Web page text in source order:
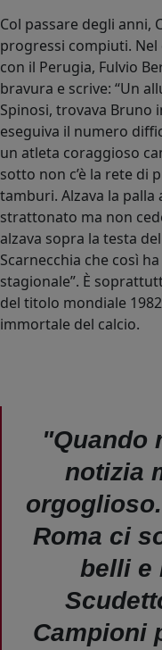
Col passare degli anni,
progressi compiuti. Nel
con il Perugia, Fulvio
bravura e scrive: “Un
Spinosi, trovava Bruno
eseguiva il numero
un atleta coraggioso
sotto non c’è la rete di
tamburi. Alzava la
strattonato ma non
alzava sopra la testa
Scarnecchia che così
stagionale”. È
del titolo mondiale
immortale del calcio.
"Quando
notizia
Roma ci
belli e
Campioni